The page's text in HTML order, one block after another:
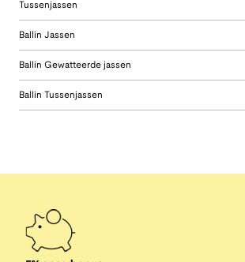
Tussenjassen
Ballin Jassen
Ballin Gewatteerde jassen
Ballin Tussenjassen